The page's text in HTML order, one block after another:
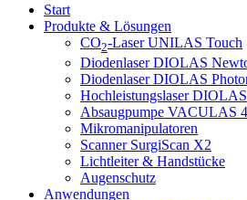
Start
Produkte & Lösungen
CO2-Laser UNILAS Touch
Diodenlaser DIOLAS
Diodenlaser DIOLAS
Hochleistungslaser
Absaugpumpe VACULAS
Mikromanipulatoren
Scanner SurgiScan X2
Lichtleiter & Handstücke
Augenschutz
Anwendungen